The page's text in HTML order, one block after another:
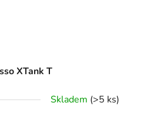
XTank T
Skladem (>5 ks)